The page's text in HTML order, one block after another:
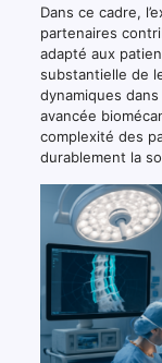
Dans ce cadre,
partenaires
adapté aux
substantielle de
dynamiques
avancée
complexité des
durablement la